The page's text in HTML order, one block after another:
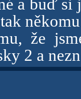
a buď si
že
2 a